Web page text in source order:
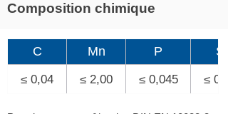
Composition chimique
C Mn P S
≤ 0,04 ≤ 2,00 ≤ 0,045 ≤